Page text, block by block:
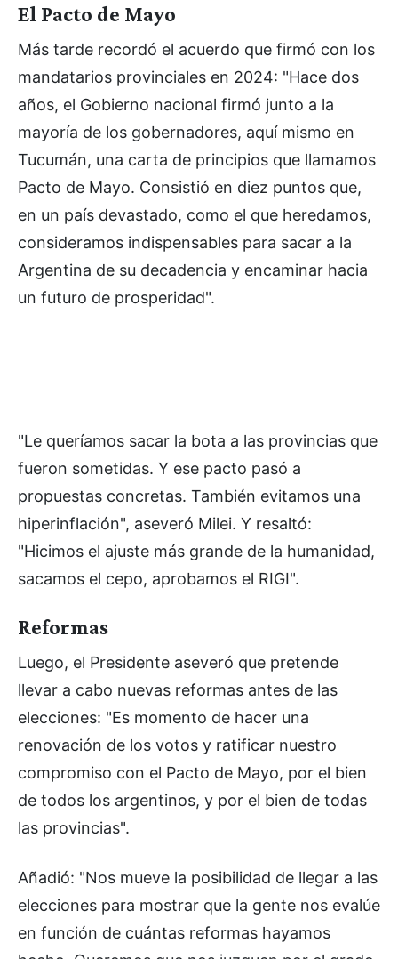
El Pacto de Mayo
Más tarde recordó el acuerdo que firmó con los
mandatarios provinciales en 2024: "Hace dos
años, el Gobierno nacional firmó junto a la
mayoría de los gobernadores, aquí mismo en
Tucumán, una carta de principios que llamamos
Pacto de Mayo. Consistió en diez puntos que,
en un país devastado, como el que heredamos,
consideramos indispensables para sacar a la
Argentina de su decadencia y encaminar hacia
un futuro de prosperidad".
"Le queríamos sacar la bota a las provincias que
fueron sometidas. Y ese pacto pasó a
propuestas concretas. También evitamos una
hiperinflación", aseveró Milei. Y resaltó:
"Hicimos el ajuste más grande de la humanidad,
sacamos el cepo, aprobamos el RIGI".
Reformas
Luego, el Presidente aseveró que pretende
llevar a cabo nuevas reformas antes de las
elecciones: "Es momento de hacer una
renovación de los votos y ratificar nuestro
compromiso con el Pacto de Mayo, por el bien
de todos los argentinos, y por el bien de todas
las provincias".
Añadió: "Nos mueve la posibilidad de llegar a las
elecciones para mostrar que la gente nos evalúe
en función de cuántas reformas hayamos